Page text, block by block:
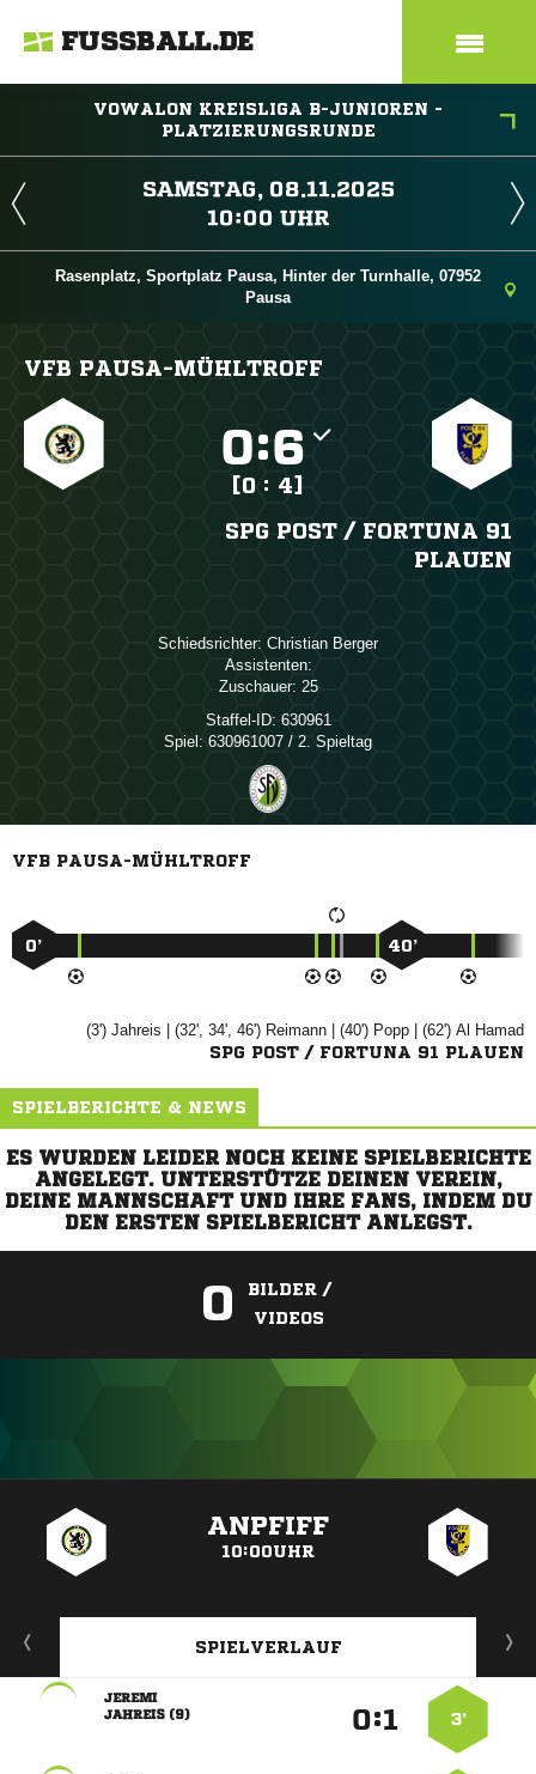
FUSSBALL.DE
VOWALON KREISLIGA B-JUNIOREN -
PLATZIERUNGSRUNDE
 
 
Rasenplatz, Sportplatz Pausa, Hinter der Turnhalle, 07952
Pausa
VFB PAUSA-MÜHLTROFF
:
[0 : 4]
SPG POST /​ FORTUNA 91
PLAUEN
Schiedsrichter:  
Assistenten:
Zuschauer: 25
Staffel-ID: 630961
Spiel: 630961007 / 2. Spieltag
VFB PAUSA-MÜHLTROFF
0’ 40’
(3')  | (32', 34', 46')  | (40')  | (62')  
SPG POST / FORTUNA 91 PLAUEN
SPIELBERICHTE & NEWS
ES WURDEN LEIDER NOCH KEINE SPIELBERICHTE
ANGELEGT. UNTERSTÜTZE DEINEN VEREIN,
DEINE MANNSCHAFT UND IHRE FANS, INDEM DU
DEN ERSTEN SPIELBERICHT ANLEGST.
0
BILDER /
VIDEOS
ANPFIFF
10:00UHR
SPIELVERLAUF
3’
:

 